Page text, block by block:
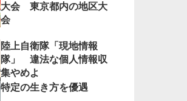
大会 東京都内の地区大
会
陸上自衛隊「現地情報
隊」 違法な個人情報収
集やめよ
特定の生き方を優遇